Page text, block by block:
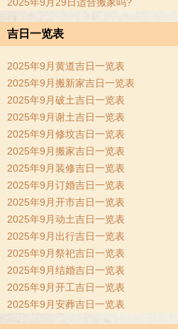
吉日一览表
2025年9月黄道吉日一览表
2025年9月搬新家吉日一览表
2025年9月破土吉日一览表
2025年9月谢土吉日一览表
2025年9月修坟吉日一览表
2025年9月搬家吉日一览表
2025年9月装修吉日一览表
2025年9月订婚吉日一览表
2025年9月开市吉日一览表
2025年9月动土吉日一览表
2025年9月出行吉日一览表
2025年9月祭祀吉日一览表
2025年9月结婚吉日一览表
2025年9月开工吉日一览表
2025年9月安葬吉日一览表